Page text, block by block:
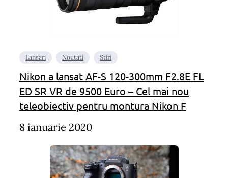
Lansari Noutati Stiri
Nikon a lansat AF-S 120-300mm F2.8E FL
ED SR VR de 9500 Euro – Cel mai nou
teleobiectiv pentru montura Nikon F
8 ianuarie 2020